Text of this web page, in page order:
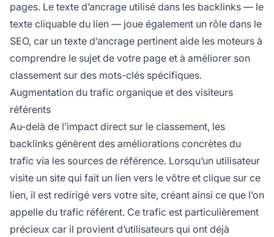
pages. Le texte d’ancrage utilisé dans les backlinks — le
texte cliquable du lien — joue également un rôle dans le
SEO, car un texte d’ancrage pertinent aide les moteurs à
comprendre le sujet de votre page et à améliorer son
classement sur des mots-clés spécifiques.
Augmentation du trafic organique et des visiteurs
référents
Au-delà de l’impact direct sur le classement, les
backlinks génèrent des améliorations concrètes du
trafic via les sources de référence. Lorsqu’un utilisateur
visite un site qui fait un lien vers le vôtre et clique sur ce
lien, il est redirigé vers votre site, créant ainsi ce que l’on
appelle du trafic référent. Ce trafic est particulièrement
précieux car il provient d’utilisateurs qui ont déjà